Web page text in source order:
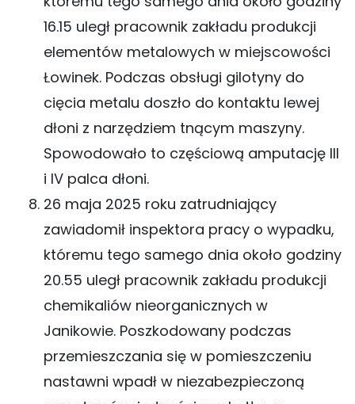
16.15 uległ pracownik zakładu produkcji
elementów metalowych w miejscowości
Łowinek. Podczas obsługi gilotyny do
cięcia metalu doszło do kontaktu lewej
dłoni z narzędziem tnącym maszyny.
Spowodowało to częściową amputację III
i IV palca dłoni.
26 maja 2025 roku zatrudniający
zawiadomił inspektora pracy o wypadku,
któremu tego samego dnia około godziny
20.55 uległ pracownik zakładu produkcji
chemikaliów nieorganicznych w
Janikowie. Poszkodowany podczas
przemieszczania się w pomieszczeniu
nastawni wpadł w niezabezpieczoną